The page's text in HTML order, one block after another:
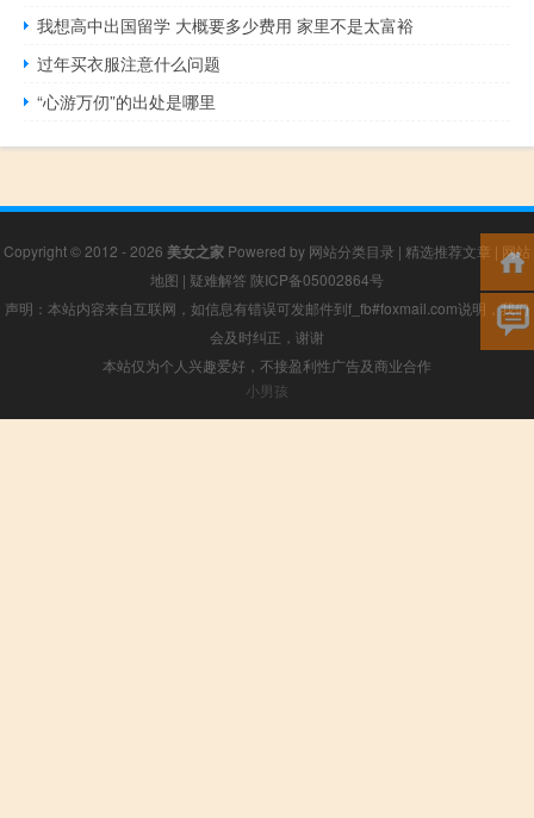
我想高中出国留学 大概要多少费用 家里不是太富裕
过年买衣服注意什么问题
“心游万仞”的出处是哪里
Copyright © 2012 - 2026 美女之家 Powered by 网站分类目录 | 精选推荐文章 | 网站
地图 | 疑难解答 陕ICP备05002864号
声明：本站内容来自互联网，如信息有错误可发邮件到f_fb#foxmail.com说明，我们
会及时纠正，谢谢
本站仅为个人兴趣爱好，不接盈利性广告及商业合作
小男孩